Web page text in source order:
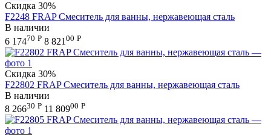
Скидка 30%
F2248 FRAP Смеситель для ванны, нержавеющая сталь
В наличии
6 17470 Р 8 821 00 Р
Скидка 30%
F22802 FRAP Смеситель для ванны, нержавеющая сталь
В наличии
8 26630 Р 11 80900 Р